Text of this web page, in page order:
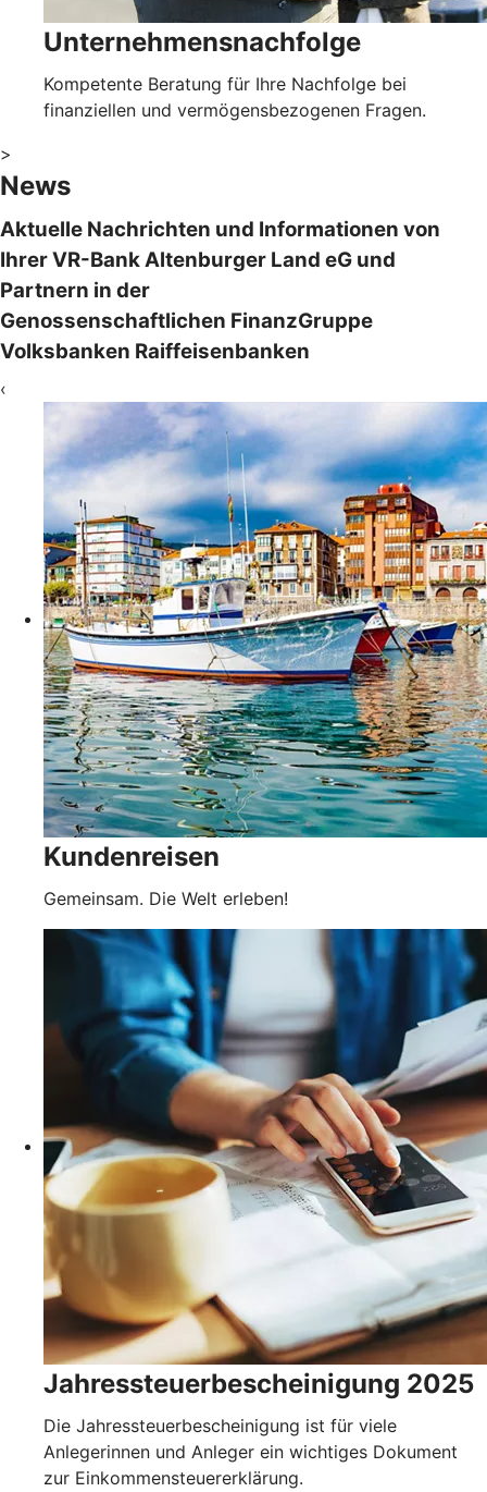
Unternehmensnachfolge
Kompetente Beratung für Ihre Nachfolge bei
finanziellen und vermögensbezogenen Fragen.
>
News
Aktuelle Nachrichten und Informationen von
Ihrer VR-Bank Altenburger Land eG und
Partnern in der
Genossenschaftlichen FinanzGruppe
Volksbanken Raiffeisenbanken
‹
Kundenreisen
Gemeinsam. Die Welt erleben!
Jahressteuerbescheinigung 2025
Die Jahressteuerbescheinigung ist für viele
Anlegerinnen und Anleger ein wichtiges Dokument
zur Einkommensteuererklärung.